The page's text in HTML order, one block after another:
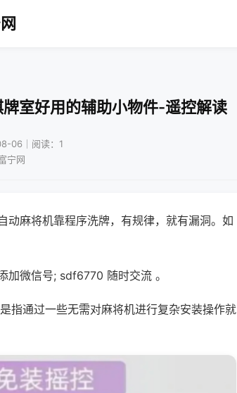
室好用的辅助小物件-遥控解读
06｜阅读：1
宁网
动麻将机靠程序洗牌，有规律，就有漏洞。如
加微信号; sdf6770 随时交流 。
指通过一些无需对麻将机进行复杂安装操作就